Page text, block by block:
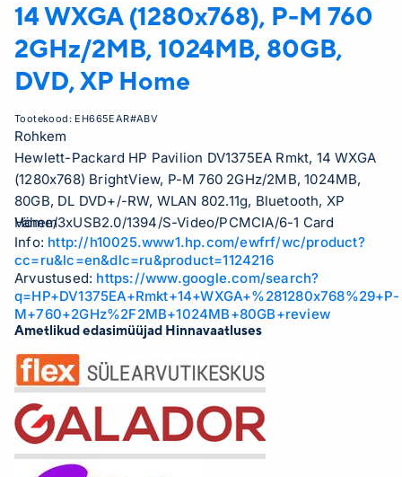
14 WXGA (1280x768), P-M 760
2GHz/2MB, 1024MB, 80GB,
DVD, XP Home
Tootekood: EH665EAR#ABV
Rohkem
Hewlett-Packard HP Pavilion DV1375EA Rmkt, 14 WXGA
(1280x768) BrightView, P-M 760 2GHz/2MB, 1024MB,
80GB, DL DVD+/-RW, WLAN 802.11g, Bluetooth, XP
Home/3xUSB2.0/1394/S-Video/PCMCIA/6-1 Card
reader/Remote control/2.42Kg/Arabian kbd. loc.
Vähem
Info: http://h10025.www1.hp.com/ewfrf/wc/product?
cc=ru&lc=en&dlc=ru&product=1124216
Arvustused: https://www.google.com/search?
q=HP+DV1375EA+Rmkt+14+WXGA+%281280x768%29+P-
M+760+2GHz%2F2MB+1024MB+80GB+review
Ametlikud edasimüüjad Hinnavaatluses